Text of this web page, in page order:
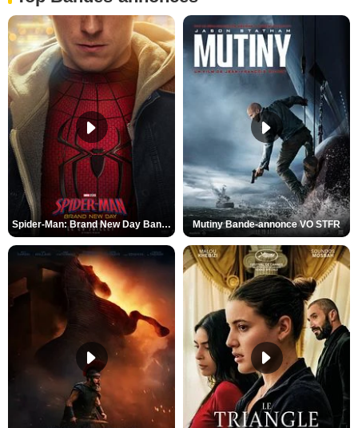
Spider-Man: Brand New Day Bande-annonce VO STFR Mutiny Bande-annonce VO STFR